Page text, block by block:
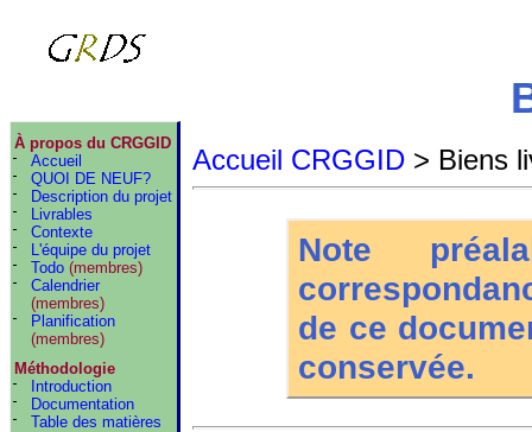
À propos du CRGGID
Accueil
QUOI DE NEUF?
Description du projet
Livrables
Contexte
L'équipe du projet
Todo (membres)
Calendrier
(membres)
Planification
(membres)
Méthodologie
Introduction
Documentation
Table des matières
Accueil CRGGID > Biens
Note
de ce
conservée.